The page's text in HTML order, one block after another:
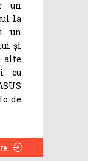
un
la
un
și
alte
cu
de